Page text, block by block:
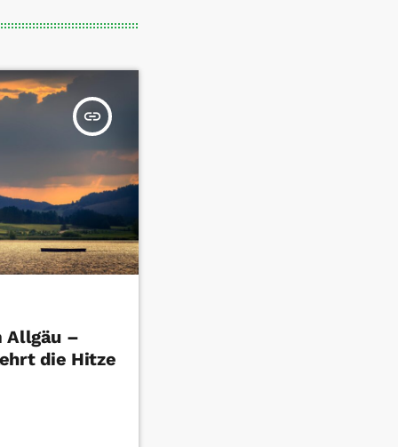
insert_link
Allgäu –
die Hitze